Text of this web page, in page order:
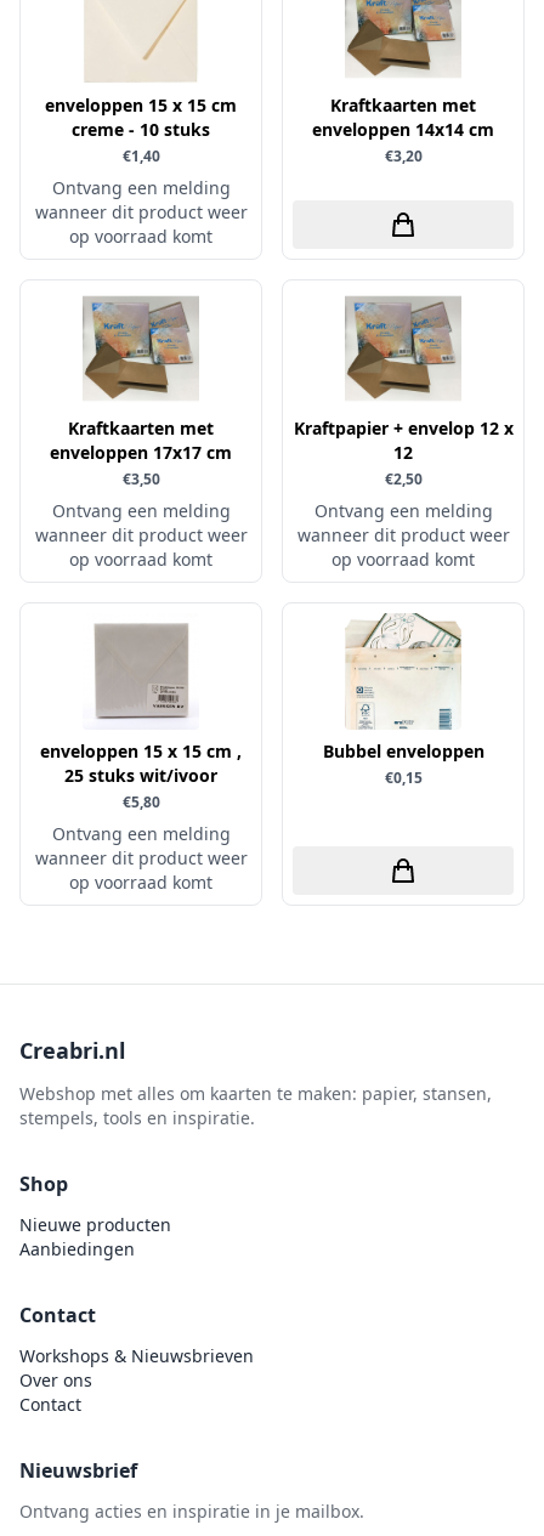
Whimsy Stamps
Wild Rose Studio's
World of Craft
wow
Yvonne Creations
Barto Design
Collall
hobbygros
Joep by Carla
Kleurlab
Olba
Pan Pastel
Simple and Basic
enveloppen 15 x 15 cm
creme - 10 stuks
€1,40
Ontvang een melding
wanneer dit product weer
op voorraad komt
Kraftkaarten met
enveloppen 14x14 cm
€3,20
Kraftkaarten met
enveloppen 17x17 cm
€3,50
Ontvang een melding
wanneer dit product weer
op voorraad komt
Kraftpapier + envelop 12 x
12
€2,50
Ontvang een melding
wanneer dit product weer
op voorraad komt
enveloppen 15 x 15 cm ,
25 stuks wit/ivoor
€5,80
Ontvang een melding
wanneer dit product weer
op voorraad komt
Bubbel enveloppen
€0,15
Creabri.nl
Webshop met alles om kaarten te maken: papier, stansen,
stempels, tools en inspiratie.
Shop
Nieuwe producten
Aanbiedingen
Contact
Workshops & Nieuwsbrieven
Over ons
Contact
Nieuwsbrief
Ontvang acties en inspiratie in je mailbox.